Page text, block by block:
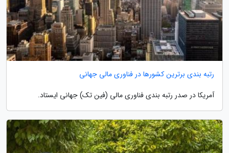
رتبه بندی برترین کشورها در فناوری مالی جهانی
آمریکا در صدر رتبه بندی فناوری مالی (فین تک) جهانی ایستاد.